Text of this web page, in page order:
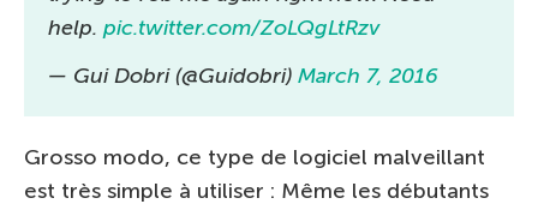
help. pic.twitter.com/ZoLQgLtRzv
— Gui Dobri (@Guidobri) March 7, 2016
Grosso modo, ce type de logiciel malveillant
est très simple à utiliser : Même les débutants